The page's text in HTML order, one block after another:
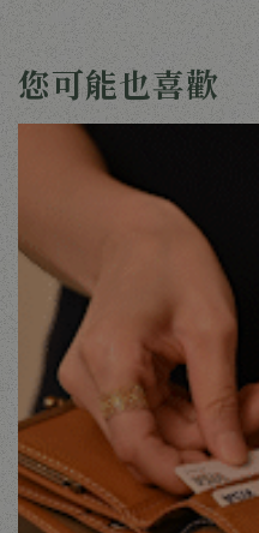
您可能也喜歡